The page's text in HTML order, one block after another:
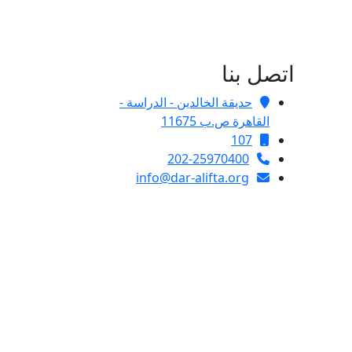
اتصل بنا
حديقة الخالدين - الدراسة -
القاهرة ص.ب 11675
107
202-25970400
info@dar-alifta.org